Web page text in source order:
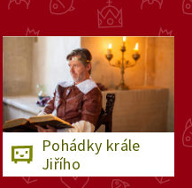
24. září 2024
rytíř
Pohádky krále
Jiřího